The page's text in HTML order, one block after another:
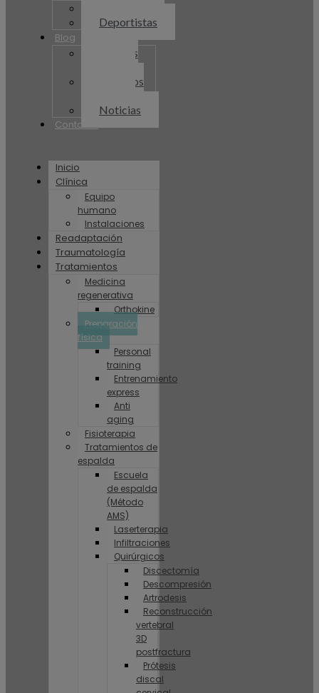
Deportistas
Blog
Recetas
Artículos
Noticias
Contacto
Inicio
Clínica
Equipo
humano
Instalaciones
Readaptación
Traumatología
Tratamientos
Medicina
regenerativa
Orthokine
Preparación
física
Personal
training
Entrenamiento
express
Anti
aging
Fisioterapia
Tratamientos de
espalda
Escuela
de espalda
(Método
AMS)
Laserterapia
Infiltraciones
Quirúrgicos
Discectomía
Descompresión
Artrodesis
Reconstrucción
vertebral
3D
postfractura
Prótesis
discal